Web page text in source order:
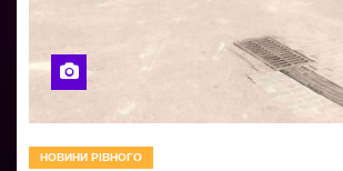
НОВИНИ РІВНОГО